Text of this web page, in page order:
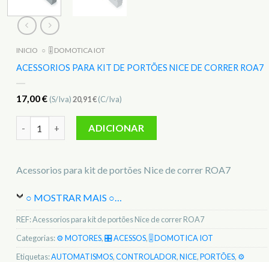
INICIO ○ 🎚️ DOMOTICA IOT
ACESSORIOS PARA KIT DE PORTÕES NICE DE CORRER ROA7
17,00€ (S/Iva)20,91€(C/Iva)
ADICIONAR
Acessorios para kit de portões Nice de correr ROA7
○ MOSTRAR MAIS ○…
REF:Acessorios para kit de portões Nice de correr ROA7
Categorias:⚙️ MOTORES,🎛️ ACESSOS, 🎚️ DOMOTICA IOT
Etiquetas:AUTOMATISMOS,CONTROLADOR,NICE,PORTÕES, ⚙️